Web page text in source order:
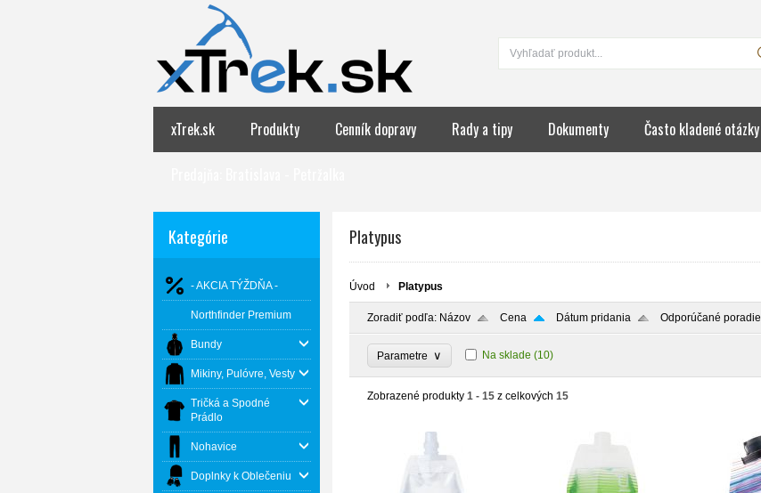
xTrek.sk Produkty Cenník dopravy Rady a tipy Dokumenty Často kladené otázky
Kategórie
- AKCIA TÝŽDŇA -
Northfinder Premium
Bundy
Mikiny, Pulóvre, Vesty
Tričká a Spodné
Prádlo
Nohavice
Doplnky k Oblečeniu
Platypus
Úvod Platypus
Zoradiť podľa: Názov Cena Dátum pridania Odporúčané poradie
Parametre ∨ Na sklade (10)
Zobrazené produkty 1 - 15 z celkových 15